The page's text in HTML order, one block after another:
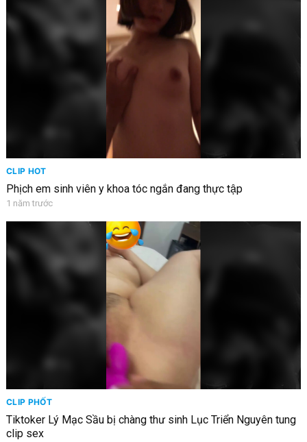
CLIP HOT
Phịch em sinh viên y khoa tóc ngắn đang thực tập
1 năm trước
CLIP PHỐT
Tiktoker Lý Mạc Sầu bị chàng thư sinh Lục Triển Nguyên tung
clip sex